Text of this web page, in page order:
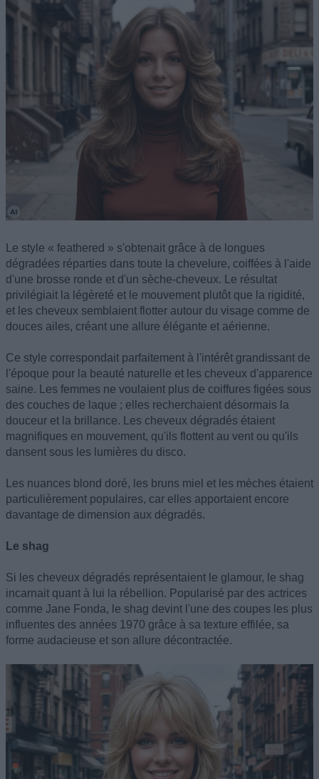
Le style « feathered » s'obtenait grâce à de longues
dégradées réparties dans toute la chevelure, coiffées à l'aide
d'une brosse ronde et d'un sèche-cheveux. Le résultat
privilégiait la légèreté et le mouvement plutôt que la rigidité,
et les cheveux semblaient flotter autour du visage comme de
douces ailes, créant une allure élégante et aérienne.
Ce style correspondait parfaitement à l'intérêt grandissant de
l'époque pour la beauté naturelle et les cheveux d'apparence
saine. Les femmes ne voulaient plus de coiffures figées sous
des couches de laque ; elles recherchaient désormais la
douceur et la brillance. Les cheveux dégradés étaient
magnifiques en mouvement, qu'ils flottent au vent ou qu'ils
dansent sous les lumières du disco.
Les nuances blond doré, les bruns miel et les mèches étaient
particulièrement populaires, car elles apportaient encore
davantage de dimension aux dégradés.
Le shag
Si les cheveux dégradés représentaient le glamour, le shag
incarnait quant à lui la rébellion. Popularisé par des actrices
comme Jane Fonda, le shag devint l'une des coupes les plus
influentes des années 1970 grâce à sa texture effilée, sa
forme audacieuse et son allure décontractée.